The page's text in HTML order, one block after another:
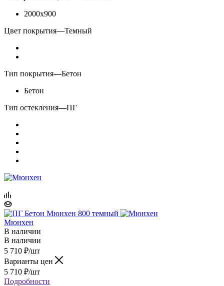
2000x900
Цвет покрытия—Темный
Тип покрытия—Бетон
Бетон
Тип остекления—ПГ
Мюнхен
В наличии
В наличии
5 710 ₽/шт
Варианты цен
5 710 ₽/шт
Подробности